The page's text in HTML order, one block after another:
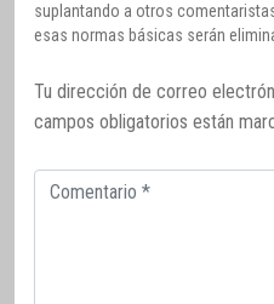
suplantando a otros
esas normas básicas serán
Tu dirección de correo
campos obligatorios están
Comentario